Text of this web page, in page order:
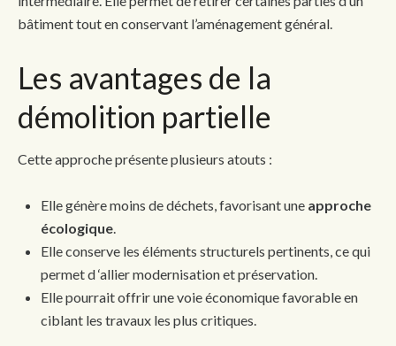
bâtiment tout en conservant l’aménagement général.
Les avantages de la
démolition partielle
Cette approche présente plusieurs atouts :
Elle génère moins de déchets, favorisant une approche
écologique
Elle conserve les éléments structurels pertinents, ce qui
permet d ‘allier modernisation et préservation.
Elle pourrait offrir une voie économique favorable en
ciblant les travaux les plus critiques.